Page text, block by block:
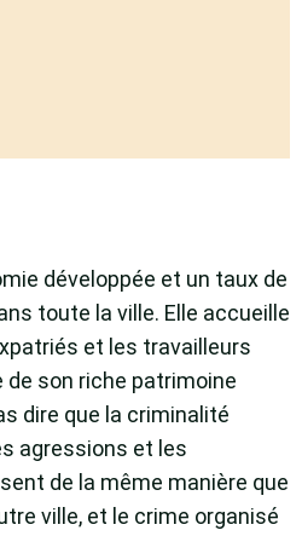
développée et un taux de
toute la ville. Elle accueille
et les travailleurs
son riche patrimoine
dire que la criminalité
agressions et les
de la même manière que
ville, et le crime organisé